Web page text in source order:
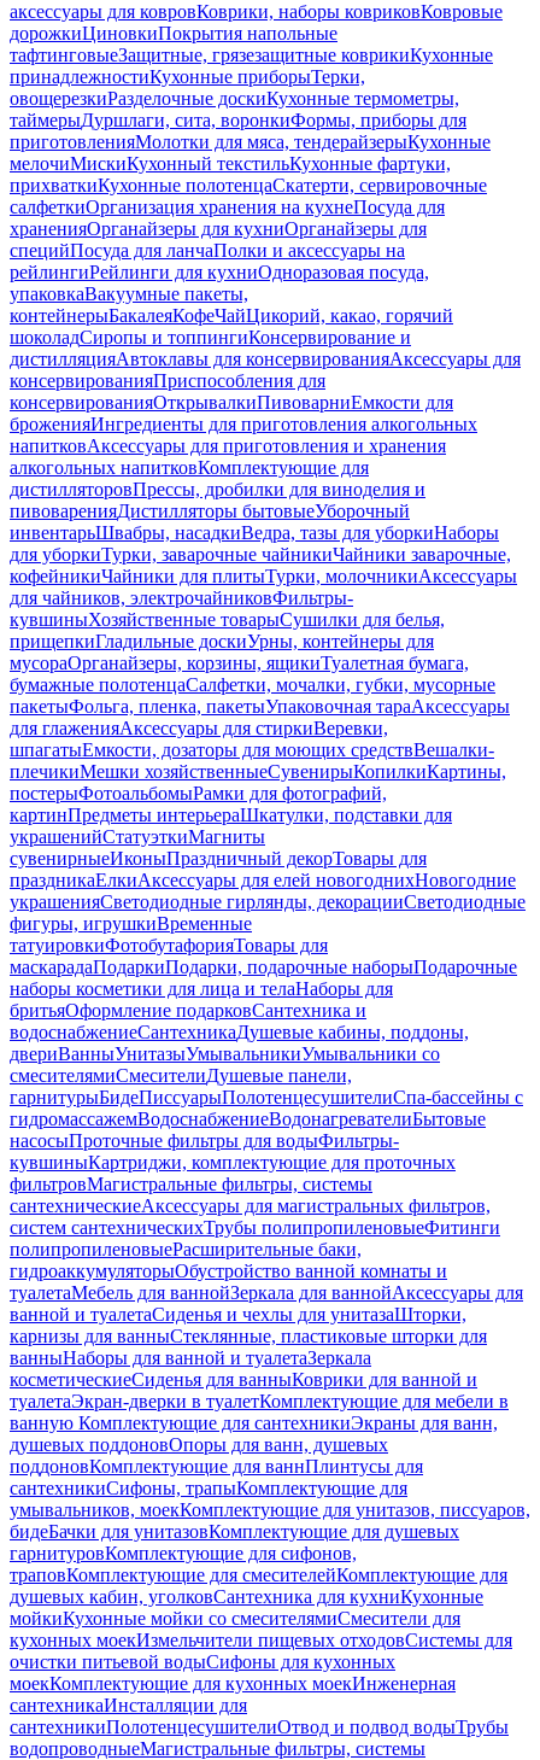
аксессуары для ковровКоврики, наборы ковриковКовровые
дорожкиЦиновкиПокрытия напольные
тафтинговыеЗащитные, грязезащитные коврикиКухонные
принадлежностиКухонные приборыТерки,
овощерезкиРазделочные доскиКухонные термометры,
таймерыДуршлаги, сита, воронкиФормы, приборы для
приготовленияМолотки для мяса, тендерайзерыКухонные
мелочиМискиКухонный текстильКухонные фартуки,
прихваткиКухонные полотенцаСкатерти, сервировочные
салфеткиОрганизация хранения на кухнеПосуда для
храненияОрганайзеры для кухниОрганайзеры для
специйПосуда для ланчаПолки и аксессуары на
рейлингиРейлинги для кухниОдноразовая посуда,
упаковкаВакуумные пакеты,
контейнерыБакалеяКофеЧайЦикорий, какао, горячий
шоколадСиропы и топпингиКонсервирование и
дистилляцияАвтоклавы для консервированияАксессуары для
консервированияПриспособления для
консервированияОткрывалкиПивоварниЕмкости для
броженияИнгредиенты для приготовления алкогольных
напитковАксессуары для приготовления и хранения
алкогольных напитковКомплектующие для
дистилляторовПрессы, дробилки для виноделия и
пивоваренияДистилляторы бытовыеУборочный
инвентарьШвабры, насадкиВедра, тазы для уборкиНаборы
для уборкиТурки, заварочные чайникиЧайники заварочные,
кофейникиЧайники для плитыТурки, молочникиАксессуары
для чайников, электрочайниковФильтры-
кувшиныХозяйственные товарыСушилки для белья,
прищепкиГладильные доскиУрны, контейнеры для
мусораОрганайзеры, корзины, ящикиТуалетная бумага,
бумажные полотенцаСалфетки, мочалки, губки, мусорные
пакетыФольга, пленка, пакетыУпаковочная тараАксессуары
для глаженияАксессуары для стиркиВеревки,
шпагатыЕмкости, дозаторы для моющих средствВешалки-
плечикиМешки хозяйственныеСувенирыКопилкиКартины,
постерыФотоальбомыРамки для фотографий,
картинПредметы интерьераШкатулки, подставки для
украшенийСтатуэткиМагниты
сувенирныеИконыПраздничный декорТовары для
праздникаЕлкиАксессуары для елей новогоднихНовогодние
украшенияСветодиодные гирлянды, декорацииСветодиодные
фигуры, игрушкиВременные
татуировкиФотобутафорияТовары для
маскарадаПодаркиПодарки, подарочные наборыПодарочные
наборы косметики для лица и телаНаборы для
бритьяОформление подарковСантехника и
водоснабжениеСантехникаДушевые кабины, поддоны,
двериВанныУнитазыУмывальникиУмывальники со
смесителямиСмесителиДушевые панели,
гарнитурыБидеПиссуарыПолотенцесушителиСпа-бассейны с
гидромассажемВодоснабжениеВодонагревателиБытовые
насосыПроточные фильтры для водыФильтры-
кувшиныКартриджи, комплектующие для проточных
фильтровМагистральные фильтры, системы
сантехническиеАксессуары для магистральных фильтров,
систем сантехническихТрубы полипропиленовыеФитинги
полипропиленовыеРасширительные баки,
гидроаккумуляторыОбустройство ванной комнаты и
туалетаМебель для ваннойЗеркала для ваннойАксессуары для
ванной и туалетаСиденья и чехлы для унитазаШторки,
карнизы для ванныСтеклянные, пластиковые шторки для
ванныНаборы для ванной и туалетаЗеркала
косметическиеСиденья для ванныКоврики для ванной и
туалетаЭкран-дверки в туалетКомплектующие для мебели в
ванную Комплектующие для сантехникиЭкраны для ванн,
душевых поддоновОпоры для ванн, душевых
поддоновКомплектующие для ваннПлинтусы для
сантехникиСифоны, трапыКомплектующие для
умывальников, моекКомплектующие для унитазов, писсуаров,
бидеБачки для унитазовКомплектующие для душевых
гарнитуровКомплектующие для сифонов,
траповКомплектующие для смесителейКомплектующие для
душевых кабин, уголковСантехника для кухниКухонные
мойкиКухонные мойки со смесителямиСмесители для
кухонных моекИзмельчители пищевых отходовСистемы для
очистки питьевой водыСифоны для кухонных
моекКомплектующие для кухонных моекИнженерная
сантехникаИнсталляции для
сантехникиПолотенцесушителиОтвод и подвод водыТрубы
водопроводныеМагистральные фильтры, системы